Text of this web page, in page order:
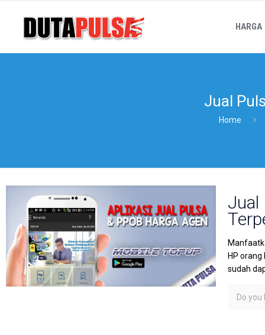
HARGA
Jual
Home
Jual
HP
sudah
Do you